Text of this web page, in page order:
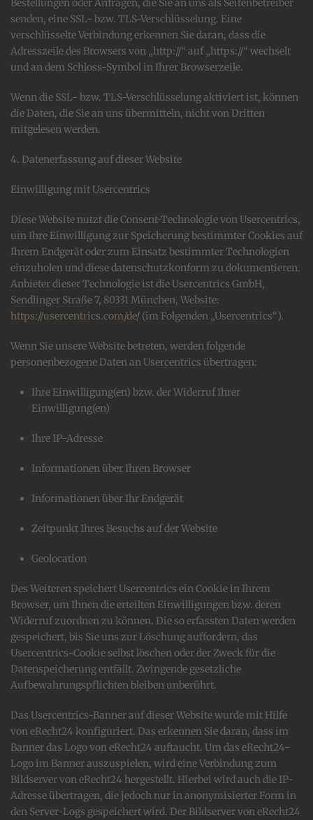
Bestellungen oder Anfragen, die Sie an uns als Seitenbetreiber
senden, eine SSL- bzw. TLS-Verschlüsselung. Eine
verschlüsselte Verbindung erkennen Sie daran, dass die
Adresszeile des Browsers von „http://“ auf „https://“ wechselt
und an dem Schloss-Symbol in Ihrer Browserzeile.
Wenn die SSL- bzw. TLS-Verschlüsselung aktiviert ist, können
die Daten, die Sie an uns übermitteln, nicht von Dritten
mitgelesen werden.
4. Datenerfassung auf dieser Website
Einwilligung mit Usercentrics
Diese Website nutzt die Consent-Technologie von Usercentrics,
um Ihre Einwilligung zur Speicherung bestimmter Cookies auf
Ihrem Endgerät oder zum Einsatz bestimmter Technologien
einzuholen und diese datenschutzkonform zu dokumentieren.
Anbieter dieser Technologie ist die Usercentrics GmbH,
Sendlinger Straße 7, 80331 München, Website:
https://usercentrics.com/de/ (im Folgenden „Usercentrics“).
Wenn Sie unsere Website betreten, werden folgende
personenbezogene Daten an Usercentrics übertragen:
Ihre Einwilligung(en) bzw. der Widerruf Ihrer
Einwilligung(en)
Ihre IP-Adresse
Informationen über Ihren Browser
Informationen über Ihr Endgerät
Zeitpunkt Ihres Besuchs auf der Website
Geolocation
Des Weiteren speichert Usercentrics ein Cookie in Ihrem
Browser, um Ihnen die erteilten Einwilligungen bzw. deren
Widerruf zuordnen zu können. Die so erfassten Daten werden
gespeichert, bis Sie uns zur Löschung auffordern, das
Usercentrics-Cookie selbst löschen oder der Zweck für die
Datenspeicherung entfällt. Zwingende gesetzliche
Aufbewahrungspflichten bleiben unberührt.
Das Usercentrics-Banner auf dieser Website wurde mit Hilfe
von eRecht24 konfiguriert. Das erkennen Sie daran, dass im
Banner das Logo von eRecht24 auftaucht. Um das eRecht24-
Logo im Banner auszuspielen, wird eine Verbindung zum
Bildserver von eRecht24 hergestellt. Hierbei wird auch die IP-
Adresse übertragen, die jedoch nur in anonymisierter Form in
den Server-Logs gespeichert wird. Der Bildserver von eRecht24